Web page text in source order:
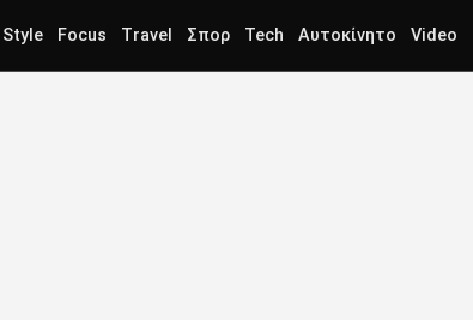
Style Focus Travel Σπορ Tech Αυτοκίνητο Video